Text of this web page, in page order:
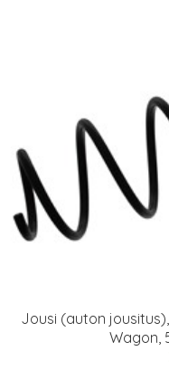
Jousi (auton jousitus),
Wagon,